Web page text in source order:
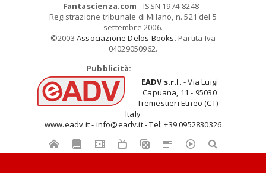
Fantascienza.com - ISSN 1974-8248 -
Registrazione tribunale di Milano, n. 521 del 5
settembre 2006.
©2003 Associazione Delos Books. Partita Iva
04029050962.
Pubblicità:
EADV s.r.l. - Via Luigi
Capuana, 11 - 95030
Tremestieri Etneo (CT) -
Italy
www.eadv.it - info@eadv.it - Tel: +39.0952830326